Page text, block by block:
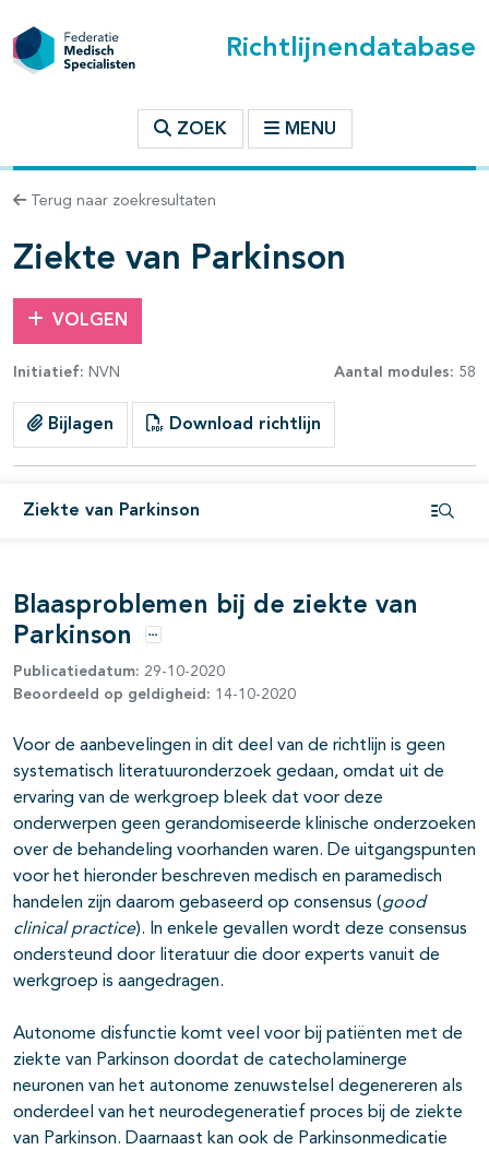
Richtlijnendatabase
ZOEK MENU
Terug naar zoekresultaten
Ziekte van Parkinson
VOLGEN
Initiatief: NVN Aantal modules: 58
Bijlagen Download richtlijn
Ziekte van Parkinson
binnen deze richtlijn
open- en dichtklappen
open- en dichtklappen
open- en dichtklappen
Blaasproblemen bij de ziekte van
Parkinson
Opties
Publicatiedatum: 29-10-2020
Beoordeeld op geldigheid: 14-10-2020
Voor de aanbevelingen in dit deel van de richtlijn is geen
systematisch literatuuronderzoek gedaan, omdat uit de
ervaring van de werkgroep bleek dat voor deze
onderwerpen geen gerandomiseerde klinische onderzoeken
over de behandeling voorhanden waren. De uitgangspunten
voor het hieronder beschreven medisch en paramedisch
handelen zijn daarom gebaseerd op consensus (good
clinical practice). In enkele gevallen wordt deze consensus
ondersteund door literatuur die door experts vanuit de
werkgroep is aangedragen.
Autonome disfunctie komt veel voor bij patiënten met de
ziekte van Parkinson doordat de catecholaminerge
neuronen van het autonome zenuwstelsel degenereren als
onderdeel van het neurodegeneratief proces bij de ziekte
van Parkinson. Daarnaast kan ook de Parkinsonmedicatie